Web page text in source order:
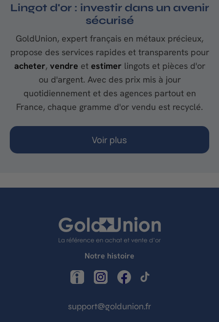
Lingot d'or : investir dans un avenir
sécurisé
GoldUnion, expert français en métaux précieux,
propose des services rapides et transparents pour
acheter, vendre et estimer lingots et pièces d'or
ou d'argent. Avec des prix mis à jour
quotidiennement et des agences partout en
France, chaque gramme d'or vendu est recyclé.
Voir plus
Notre histoire
LinkedIn InstagramFacebookTikTok
support@goldunion.fr